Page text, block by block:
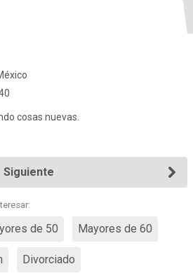
cosas nuevas.
Siguiente
de 50 Mayores de 60
Divorciado